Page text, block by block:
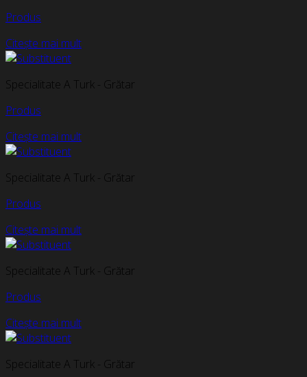
Produs
Citește mai mult
Specialitate A Turk - Grătar
Produs
Citește mai mult
Specialitate A Turk - Grătar
Produs
Citește mai mult
Specialitate A Turk - Grătar
Produs
Citește mai mult
Specialitate A Turk - Grătar